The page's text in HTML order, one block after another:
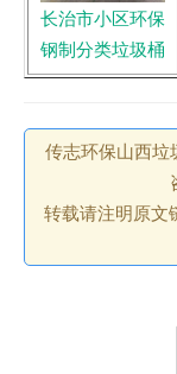
长治市小区环保
钢制分类垃圾桶
传志环保山西垃
转载请注明原文